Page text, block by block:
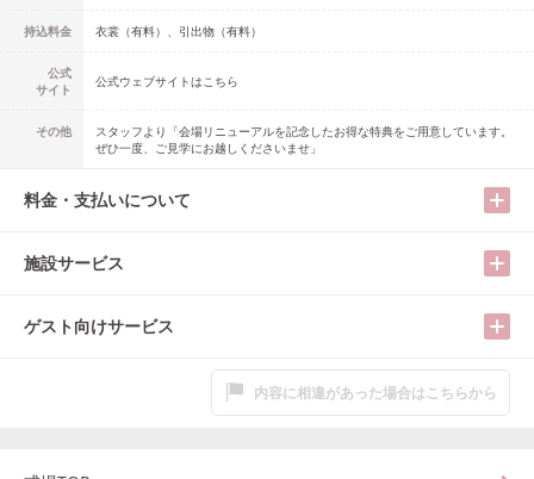
持込料金 衣裳（有料）、引出物（有料）
公式
サイト
公式ウェブサイトはこちら
その他
スタッフより「会場リニューアルを記念したお得な特典をご用意しています。
ぜひ一度、ご見学にお越しくださいませ」
料金・支払いについて
施設サービス
ゲスト向けサービス
内容に相違があった場合はこちらから